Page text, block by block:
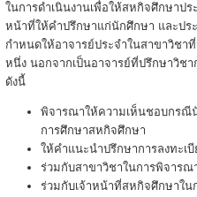
ในการดำเนินงานเพื่อให้สหกิจศึกษา
หน้าที่ให้คำปรึกษาแก่นักศึกษา และปร
กำหนดให้อาจารย์ประจำในสาขาวิช
หนึ่ง นอกจากเป็นอาจารย์ที่ปรึกษาวิช
ดังนี้
พิจารณาให้ความเห็นชอบกรณี
การศึกษาสหกิจศึกษา
ให้คำแนะนำปรึกษาการลงทะ
ร่วมกับสาขาวิชาในการพิจาร
ร่วมกับเจ้าหน้าที่สหกิจศึกษาใ